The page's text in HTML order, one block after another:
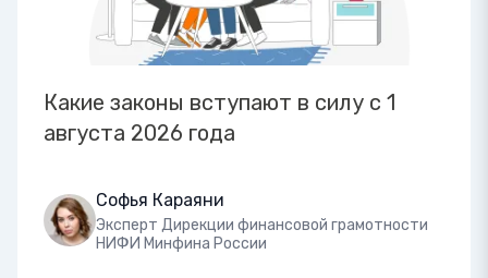
Какие законы вступают в силу с 1
августа 2026 года
Софья Караяни
Эксперт Дирекции финансовой грамотности
НИФИ Минфина России